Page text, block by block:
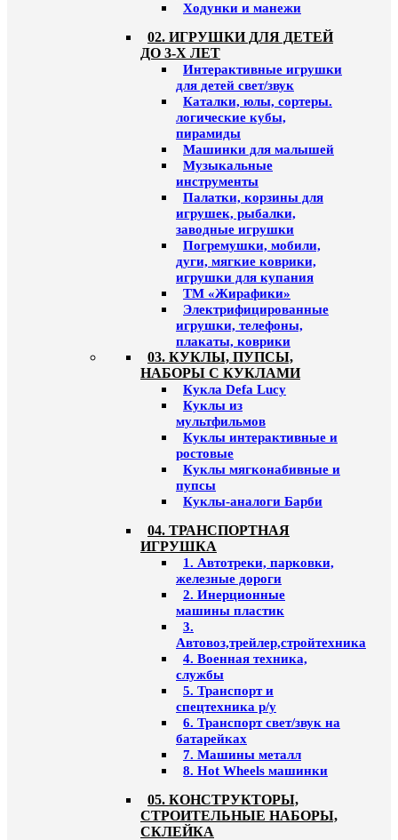
Ходунки и манежи
02. ИГРУШКИ ДЛЯ ДЕТЕЙ
ДО 3-Х ЛЕТ
Интерактивные игрушки
для детей свет/звук
Каталки, юлы, сортеры.
логические кубы,
пирамиды
Машинки для малышей
Музыкальные
инструменты
Палатки, корзины для
игрушек, рыбалки,
заводные игрушки
Погремушки, мобили,
дуги, мягкие коврики,
игрушки для купания
ТМ «Жирафики»
Электрифицированные
игрушки, телефоны,
плакаты, коврики
03. КУКЛЫ, ПУПСЫ,
НАБОРЫ С КУКЛАМИ
Кукла Defa Lucy
Куклы из
мультфильмов
Куклы интерактивные и
ростовые
Куклы мягконабивные и
пупсы
Куклы-аналоги Барби
04. ТРАНСПОРТНАЯ
ИГРУШКА
1. Автотреки, парковки,
железные дороги
2. Инерционные
машины пластик
3.
Автовоз,трейлер,стройтехника
4. Военная техника,
службы
5. Транспорт и
спецтехника р/у
6. Транспорт свет/звук на
батарейках
7. Машины металл
8. Hot Wheels машинки
05. КОНСТРУКТОРЫ,
СТРОИТЕЛЬНЫЕ НАБОРЫ,
СКЛЕЙКА